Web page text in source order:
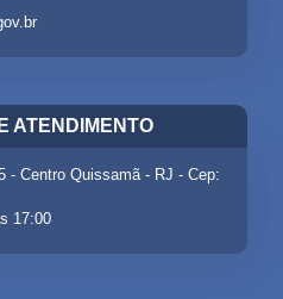
ATENDIMENTO
- Centro Quissamã - RJ - Cep:
17:00